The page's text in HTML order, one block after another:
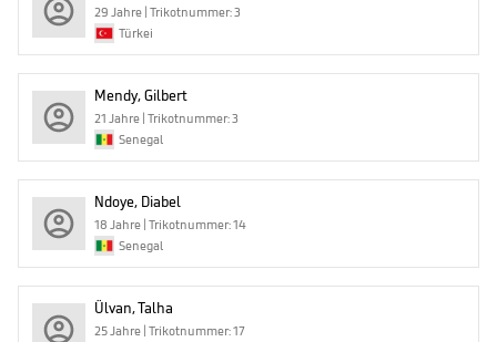
29 Jahre | Trikotnummer: 3
Türkei
Mendy, Gilbert
21 Jahre | Trikotnummer: 3
Senegal
Ndoye, Diabel
18 Jahre | Trikotnummer: 14
Senegal
Ülvan, Talha
25 Jahre | Trikotnummer: 17